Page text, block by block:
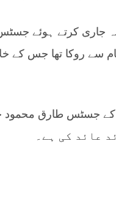
جاری کرتے ہوئے
سے روکا تھا جس کے
کے جسٹس طارق